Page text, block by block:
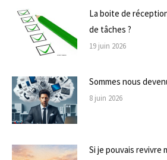
La boite de
de tâches ?
19 juin 2026
Sommes nous
8 juin 2026
Si je pouvais revivre